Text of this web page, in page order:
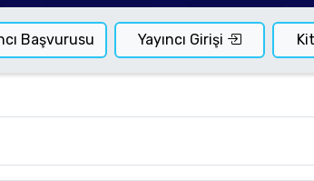
Başvurusu Yayıncı Girişi